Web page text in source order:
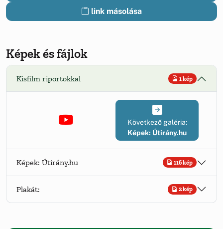
link másolása
Képek és fájlok
Kisfilm riportokkal 1 kép
Következő galéria:
Képek: Útirány.hu
Képek: Útirány.hu 116 kép
Plakát: 2 kép